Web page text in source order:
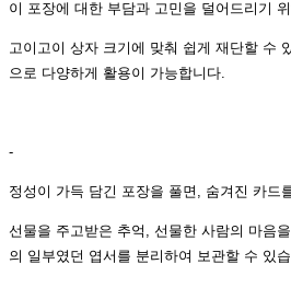
이 포장에 대한 부담과 고민을 덜어드리기
고이고이 상자 크기에 맞춰 쉽게 재단할 수
으로 다양하게 활용이 가능합니다.
-
정성이 가득 담긴 포장을 풀면, 숨겨진 카드
선물을 주고받은 추억, 선물한 사람의 마음
의 일부였던 엽서를 분리하여 보관할 수 있습